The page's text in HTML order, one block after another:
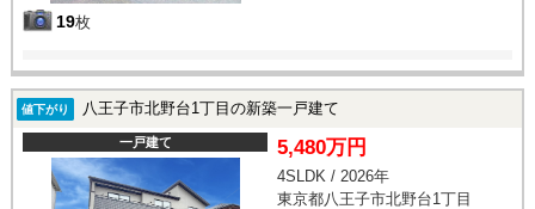
19枚
値下がり 八王子市北野台1丁目の新築一戸建て
一戸建て 5,480万円
4SLDK / 2026年
東京都八王子市北野台1丁目